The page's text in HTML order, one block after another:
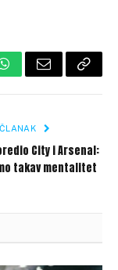
WhatsApp
Email Copy
City i Arsenal:
takav mentalitet